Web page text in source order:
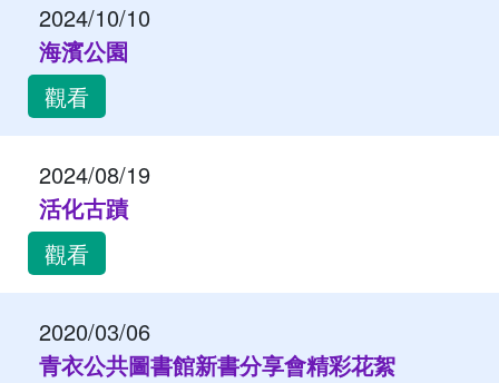
2024/10/10
海濱公園
觀看
2024/08/19
活化古蹟
觀看
2020/03/06
青衣公共圖書館新書分享會精彩花絮